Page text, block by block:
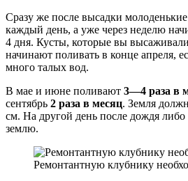
Сразу же после высадки
каждый день, а уже через неделю
4 дня. Кусты, которые вы
начинают поливать в конце апреля,
много талых вод.
В мае и июне поливают 3—4 раза в
сентябрь 2 раза в месяц. Земля
см. На другой день после дождя
землю.
Ремонтантную клубнику